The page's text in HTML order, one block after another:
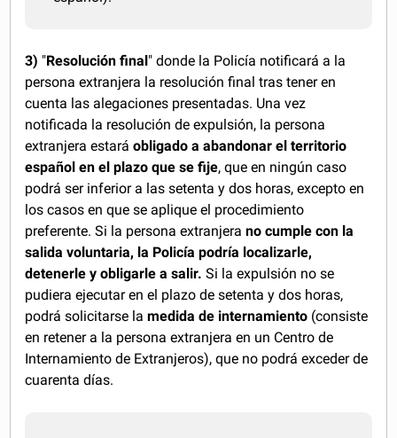
3) "Resolución final " donde la Policía notificará a la
persona extranjera la resolución final tras tener en
cuenta las alegaciones presentadas. Una vez
notificada la resolución de expulsión, la persona
extranjera estará obligado a abandonar el territorio
español en el plazo que se fije, que en ningún caso
podrá ser inferior a las setenta y dos horas, excepto en
los casos en que se aplique el procedimiento
preferente. Si la persona extranjerano cumple con la
salida voluntaria, la Policía podría localizarle,
detenerle y obligarle a salir. Si la expulsión no se
pudiera ejecutar en el plazo de setenta y dos horas,
podrá solicitarse lamedida de internamiento (consiste
en retener a la persona extranjera en un Centro de
Internamiento de Extranjeros), que no podrá exceder de
cuarenta días.